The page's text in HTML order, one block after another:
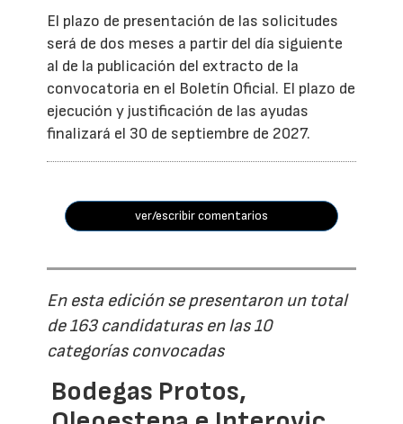
El plazo de presentación de las solicitudes
será de dos meses a partir del día siguiente
al de la publicación del extracto de la
convocatoria en el Boletín Oficial. El plazo de
ejecución y justificación de las ayudas
finalizará el 30 de septiembre de 2027.
ver/escribir comentarios
En esta edición se presentaron un total
de 163 candidaturas en las 10
categorías convocadas
Bodegas Protos,